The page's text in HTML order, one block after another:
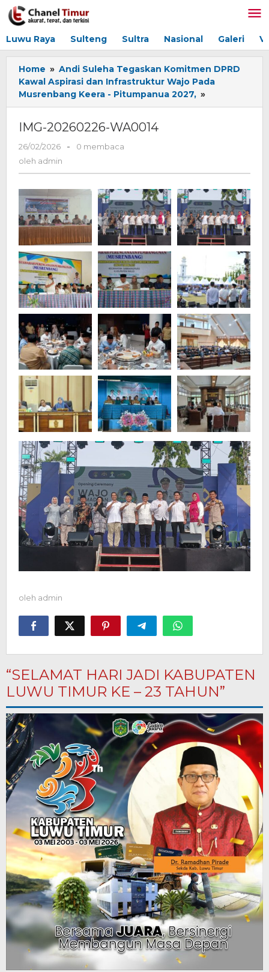
Lewati
ke
Luwu Raya Sulteng Sultra Nasional Galeri
Home » Andi Suleha Tegaskan Komitmen DPRD
Kawal Aspirasi dan Infrastruktur Wajo Pada
Musrenbang Keera - Pitumpanua 2027, »
20260226-
IMG-20260226-WA0014
26/02/2026
oleh
-
0 membaca
oleh admin
oleh admin
“SELAMAT HARI JADI KABUPATEN
LUWU TIMUR KE – 23 TAHUN”